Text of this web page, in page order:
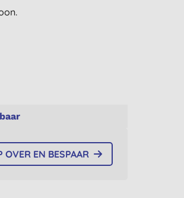
OVER EN BESPAAR